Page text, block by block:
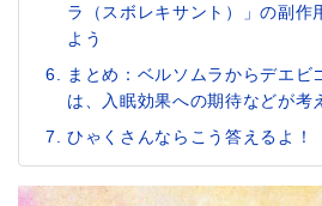
ラ（スボレキサント）」の副作
よう
まとめ：ベルソムラからデエビ
は、入眠効果への期待などが考
ひゃくさんならこう答えるよ！